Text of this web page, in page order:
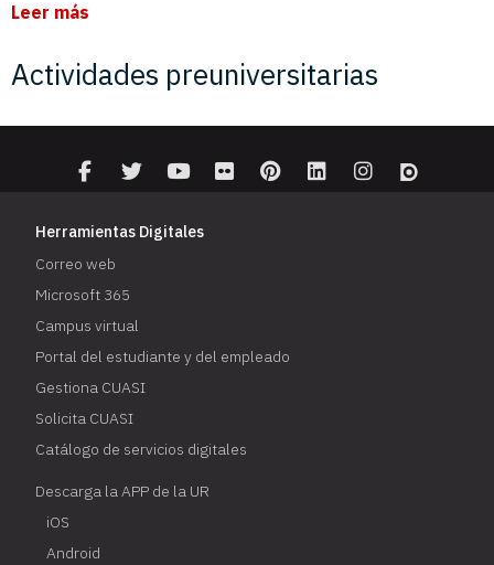
Leer más
Actividades preuniversitarias
Herramientas Digitales
Correo web
Microsoft 365
Campus virtual
Portal del estudiante y del empleado
Gestiona CUASI
Solicita CUASI
Catálogo de servicios digitales
Descarga la APP de la UR
iOS
Android